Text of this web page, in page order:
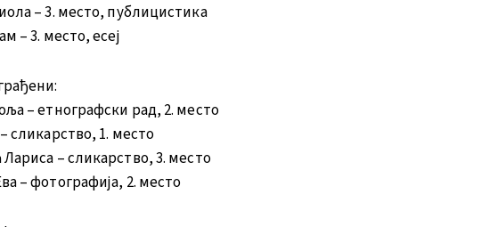
– 3. место, публицистика
– 3. место, есеј
– етнографски рад, 2. место
сликарство, 1. место
– сликарство, 3. место
– фотографија, 2. место